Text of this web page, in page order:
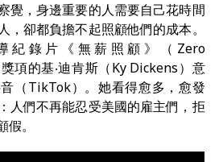
覺，身邊重要的人需要自己花時間
，卻都負擔不起照顧他們的成本。
紀錄片《無薪照顧》（Zero
項的基‧迪肯斯（Ky Dickens）意
（TikTok）。她看得愈多，愈發
人們不再能忍受美國的雇主們，拒
。